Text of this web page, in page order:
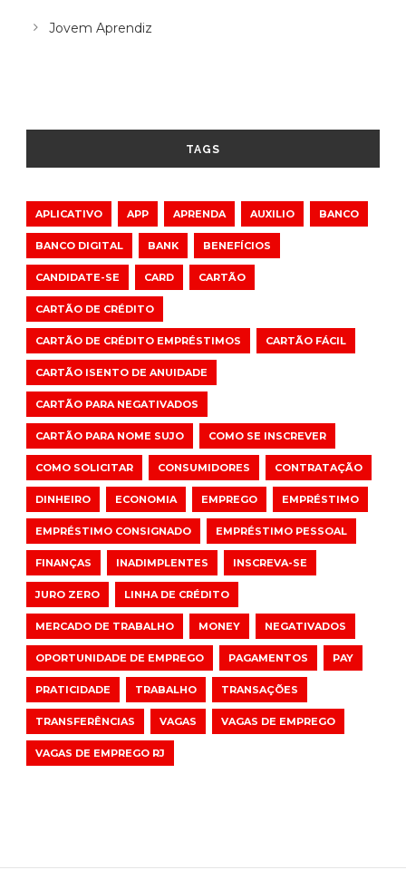
Jovem Aprendiz
TAGS
APLICATIVO APP APRENDA AUXILIO BANCO
BANCO DIGITAL BANK BENEFÍCIOS
CANDIDATE-SE CARD CARTÃO
CARTÃO DE CRÉDITO
CARTÃO DE CRÉDITO EMPRÉSTIMOS CARTÃO FÁCIL
CARTÃO ISENTO DE ANUIDADE
CARTÃO PARA NEGATIVADOS
CARTÃO PARA NOME SUJO COMO SE INSCREVER
COMO SOLICITAR CONSUMIDORES CONTRATAÇÃO
DINHEIRO ECONOMIA EMPREGO EMPRÉSTIMO
EMPRÉSTIMO CONSIGNADO EMPRÉSTIMO PESSOAL
FINANÇAS INADIMPLENTES INSCREVA-SE
JURO ZERO LINHA DE CRÉDITO
MERCADO DE TRABALHO MONEY NEGATIVADOS
OPORTUNIDADE DE EMPREGO PAGAMENTOS PAY
PRATICIDADE TRABALHO TRANSAÇÕES
TRANSFERÊNCIAS VAGAS VAGAS DE EMPREGO
VAGAS DE EMPREGO RJ